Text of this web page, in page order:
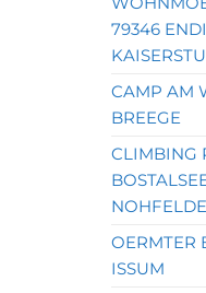
79346
CAMP AM
BREEGE
CLIMBING
OERMTER
ISSUM